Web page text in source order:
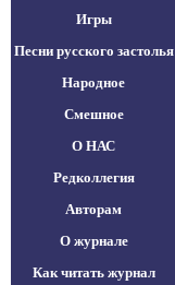
Игры
Песни русского застолья
Народное
Смешное
О НАС
Редколлегия
Авторам
О журнале
Как читать журнал